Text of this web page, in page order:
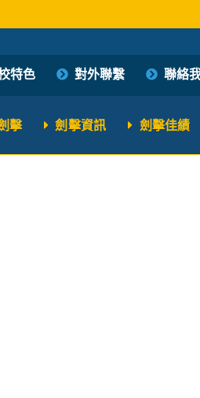
特色 對外聯繫 聯絡
擊 劍擊資訊 劍擊佳績